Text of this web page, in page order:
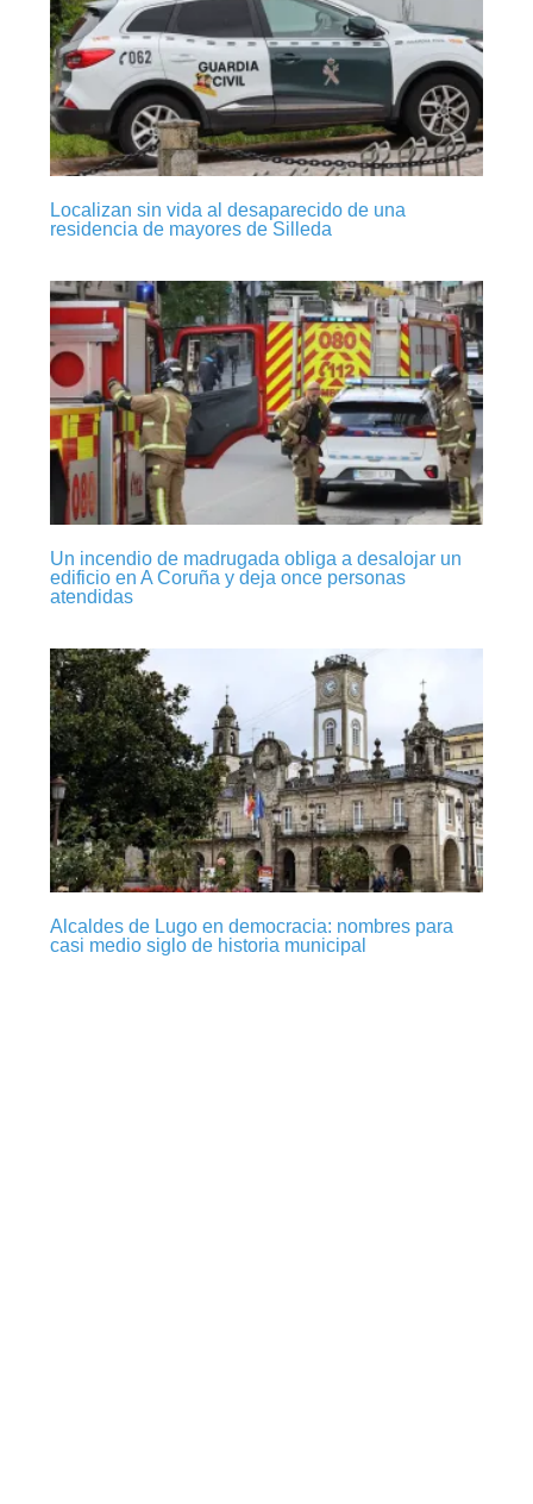
Localizan sin vida al desaparecido de una
residencia de mayores de Silleda
Un incendio de madrugada obliga a desalojar un
edificio en A Coruña y deja once personas
atendidas
Alcaldes de Lugo en democracia: nombres para
casi medio siglo de historia municipal